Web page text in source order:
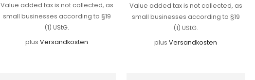
Value added tax is not collected, as
small businesses according to §19
(1) UStG.
plusVersandkosten
Value added tax is not collected, as
small businesses according to §19
(1) UStG.
plusVersandkosten